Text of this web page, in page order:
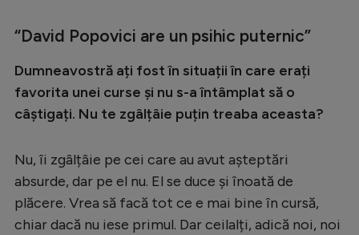
“David Popovici are un psihic puternic”
Dumneavostră ați fost în situații în care erați
favorita unei curse și nu s-a întâmplat să o
câștigați. Nu te zgâlțâie puțin treaba aceasta?
Nu, îi zgâlțâie pe cei care au avut așteptări
absurde, dar pe el nu. El se duce și înoată de
plăcere. Vrea să facă tot ce e mai bine în cursă,
chiar dacă nu iese primul. Dar ceilalți, adică noi, noi